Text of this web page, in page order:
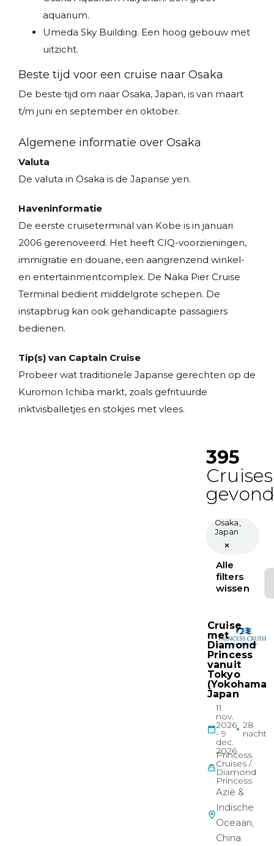
aquarium.
Umeda Sky Building. Een hoog gebouw met
uitzicht.
Beste tijd voor een cruise naar Osaka
De beste tijd om naar Osaka, Japan, is van maart
t/m juni en september en oktober.
Algemene informatie over Osaka
Valuta
De valuta in Osaka is de Japanse yen.
Haveninformatie
De eerste cruiseterminal van Kobe is in januari
2006 gerenoveerd. Het heeft CIQ-voorzieningen,
immigratie en douane, een aangrenzend winkel-
en entertainmentcomplex. De Naka Pier Cruise
Terminal bedient middelgrote schepen. De
instapbrug kan ook gehandicapte passagiers
bedienen.
Tip(s) van Captain Cruise
Probeer wat traditionele Japanse gerechten op de
Kuromon Ichiba markt, zoals gefrituurde
inktvisballetjes en stokjes met vlees.